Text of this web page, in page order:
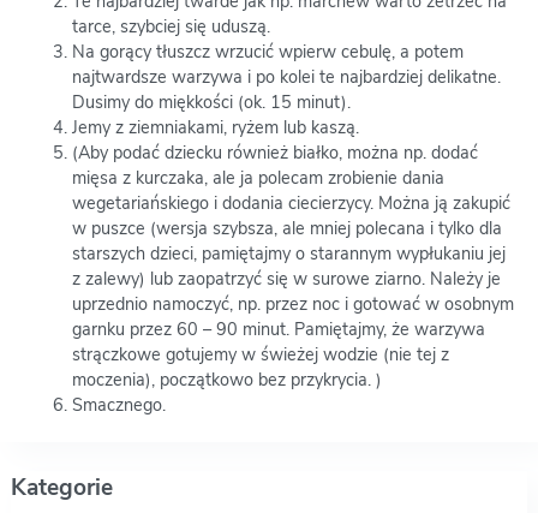
tarce, szybciej się uduszą.
Na gorący tłuszcz wrzucić wpierw cebulę, a potem
najtwardsze warzywa i po kolei te najbardziej delikatne.
Dusimy do miękkości (ok. 15 minut).
Jemy z ziemniakami, ryżem lub kaszą.
(Aby podać dziecku również białko, można np. dodać
mięsa z kurczaka, ale ja polecam zrobienie dania
wegetariańskiego i dodania ciecierzycy. Można ją zakupić
w puszce (wersja szybsza, ale mniej polecana i tylko dla
starszych dzieci, pamiętajmy o starannym wypłukaniu jej
z zalewy) lub zaopatrzyć się w surowe ziarno. Należy je
uprzednio namoczyć, np. przez noc i gotować w osobnym
garnku przez 60 – 90 minut. Pamiętajmy, że warzywa
strączkowe gotujemy w świeżej wodzie (nie tej z
moczenia), początkowo bez przykrycia. )
Smacznego.
Kategorie